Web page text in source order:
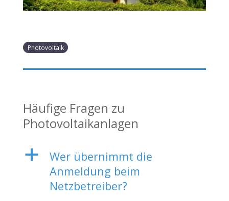
Photovoltaik
Häufige Fragen zu
Photovoltaikanlagen
a
Wer übernimmt die
Anmeldung beim
Netzbetreiber?